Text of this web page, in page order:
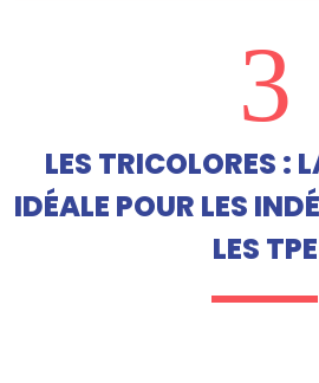
3
LES TRICOLORES :
IDÉALE POUR LES
LES TPE